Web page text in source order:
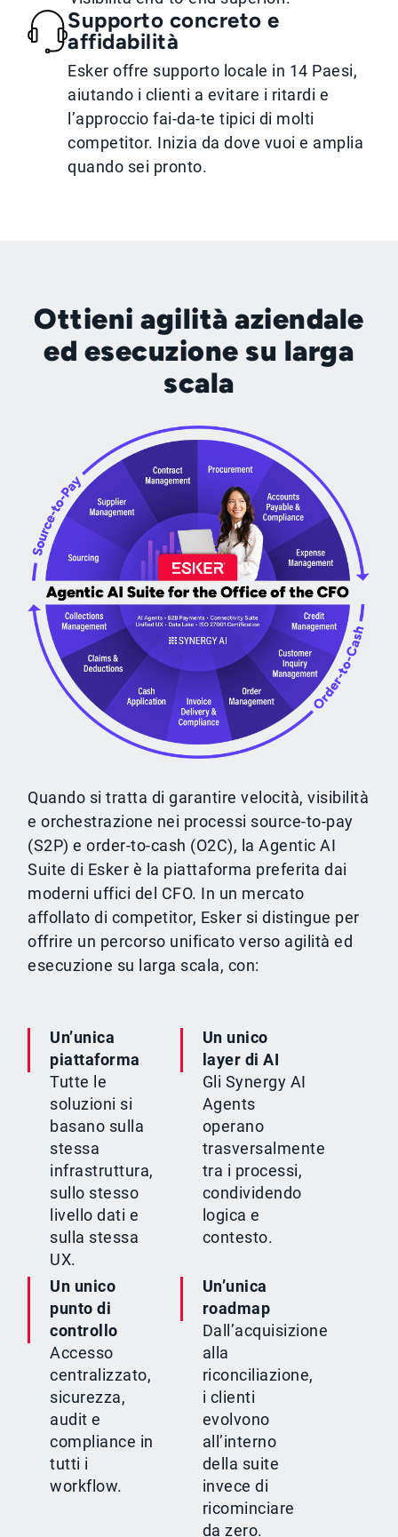
Supporto concreto e
affidabilità
Esker offre supporto locale in 14 Paesi,
aiutando i clienti a evitare i ritardi e
l’approccio fai-da-te tipici di molti
competitor. Inizia da dove vuoi e amplia
quando sei pronto.
Ottieni agilità aziendale
ed esecuzione su larga
scala
Quando si tratta di garantire velocità, visibilità
e orchestrazione nei processi source-to-pay
(S2P) e order-to-cash (O2C), la Agentic AI
Suite di Esker è la piattaforma preferita dai
moderni uffici del CFO. In un mercato
affollato di competitor, Esker si distingue per
offrire un percorso unificato verso agilità ed
esecuzione su larga scala, con:
Un’unica
piattaforma
Tutte le
soluzioni si
basano sulla
stessa
infrastruttura,
sullo stesso
livello dati e
sulla stessa
UX.
Un unico
layer di AI
Gli Synergy AI
Agents
operano
trasversalmente
tra i processi,
condividendo
logica e
contesto.
Un unico
punto di
controllo
Accesso
centralizzato,
sicurezza,
audit e
compliance in
tutti i
workflow.
Un’unica
roadmap
Dall’acquisizione
alla
riconciliazione,
i clienti
evolvono
all’interno
della suite
invece di
ricominciare
da zero.